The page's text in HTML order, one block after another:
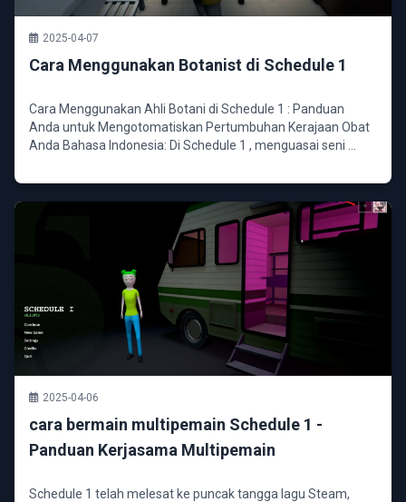
2025-04-07
Cara Menggunakan Botanist di Schedule 1
Cara Menggunakan Ahli Botani di Schedule 1 : Panduan
Anda untuk Mengotomatiskan Pertumbuhan Kerajaan Obat
Anda Bahasa Indonesia: Di Schedule 1 , menguasai seni ...
2025-04-06
cara bermain multipemain Schedule 1 -
Panduan Kerjasama Multipemain
Schedule 1 telah melesat ke puncak tangga lagu Steam,